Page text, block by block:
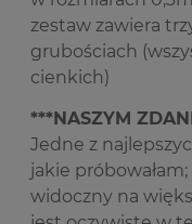
zestaw zawiera
grubościach
cienkich)
***NASZYM
Jedne z
jakie
widoczny na